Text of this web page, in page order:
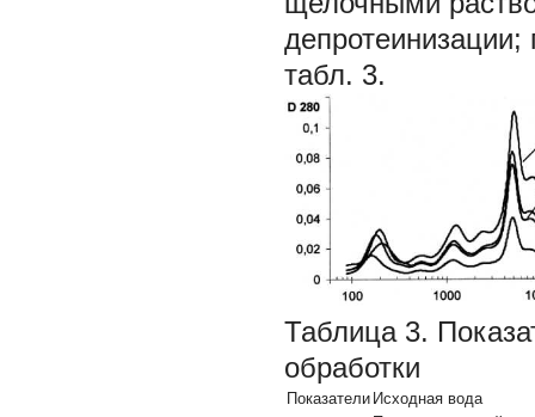
табл. 3.
Таблица 3.
обработки
Показатели Исходная вода